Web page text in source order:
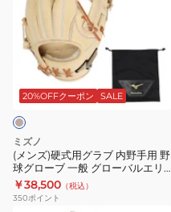
WBW103252
ー
ブ
般
AKG-
NE021B
硬
式
ラ
ブ
内
野
手
用
20%OFFクーポン SALE
ミズノ
(メンズ)硬式用グラブ 内野手用 野
球グローブ 一般 グローバルエリ
ート Hselection SIGNA AXI
1AJGH31413 8049
￥38,500 （税込）
350ポイント
ラ
ウ